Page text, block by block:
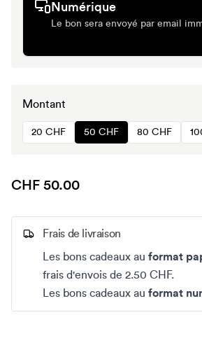
Numérique
Le bon sera envoyé par email
Montant
20 CHF 50 CHF 80 CHF
CHF 50.00
Frais de livraison
Les bons cadeaux au format
frais d'envois de 2.50 CHF.
Les bons cadeaux au format